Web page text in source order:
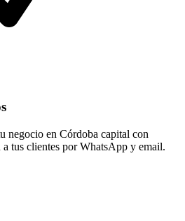
negocio en Córdoba capital con
a tus clientes por WhatsApp y email.